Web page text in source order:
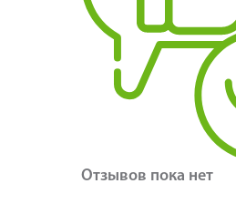
Отзывов пока нет